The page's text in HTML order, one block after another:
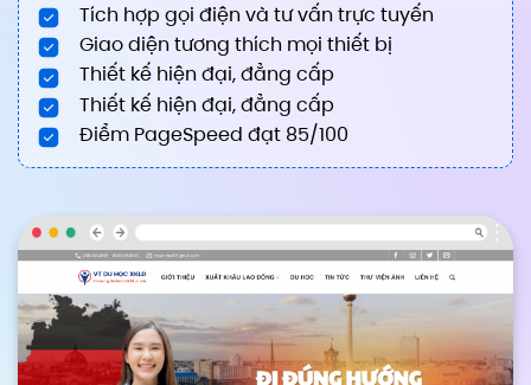
Tích hợp gọi điện và tư vấn trực tuyến
Giao diện tương thích mọi thiết bị
Thiết kế hiện đại, đẳng cấp
Thiết kế hiện đại, đẳng cấp
Điểm PageSpeed đạt 85/100